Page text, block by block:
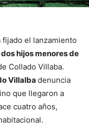
el lanzamiento
hijos menores de
Collado Villaba.
Villalba denuncia
que llegaron a
cuatro años,